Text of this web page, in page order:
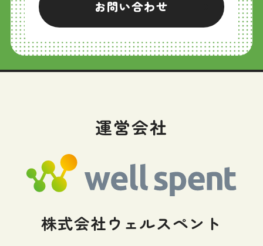
お問い合わせ
運営会社
株式会社ウェルスペント